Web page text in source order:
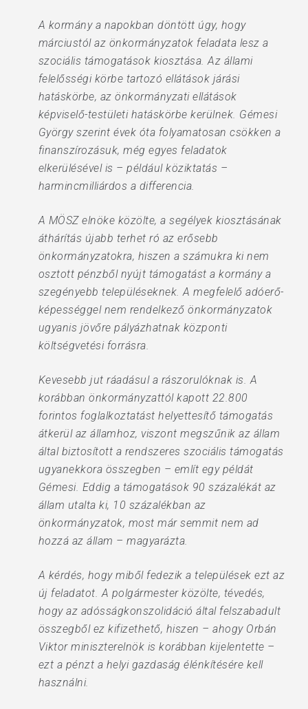
A kormány a napokban döntött úgy, hogy
márciustól az önkormányzatok feladata lesz a
szociális támogatások kiosztása. Az állami
felelősségi körbe tartozó ellátások járási
hatáskörbe, az önkormányzati ellátások
képviselő-testületi hatáskörbe kerülnek. Gémesi
György szerint évek óta folyamatosan csökken a
finanszírozásuk, még egyes feladatok
elkerülésével is – például köziktatás –
harmincmilliárdos a differencia.
A MÖSZ elnöke közölte, a segélyek kiosztásának
áthárítás újabb terhet ró az erősebb
önkormányzatokra, hiszen a számukra ki nem
osztott pénzből nyújt támogatást a kormány a
szegényebb településeknek. A megfelelő adóerő-
képességgel nem rendelkező önkormányzatok
ugyanis jövőre pályázhatnak központi
költségvetési forrásra.
Kevesebb jut ráadásul a rászorulóknak is. A
korábban önkormányzattól kapott 22.800
forintos foglalkoztatást helyettesítő támogatás
átkerül az államhoz, viszont megszűnik az állam
által biztosított a rendszeres szociális támogatás
ugyanekkora összegben – említ egy példát
Gémesi. Eddig a támogatások 90 százalékát az
állam utalta ki, 10 százalékban az
önkormányzatok, most már semmit nem ad
hozzá az állam – magyarázta.
A kérdés, hogy miből fedezik a települések ezt az
új feladatot. A polgármester közölte, tévedés,
hogy az adósságkonszolidáció által felszabadult
összegből ez kifizethető, hiszen – ahogy Orbán
Viktor miniszterelnök is korábban kijelentette –
ezt a pénzt a helyi gazdaság élénkítésére kell
használni.